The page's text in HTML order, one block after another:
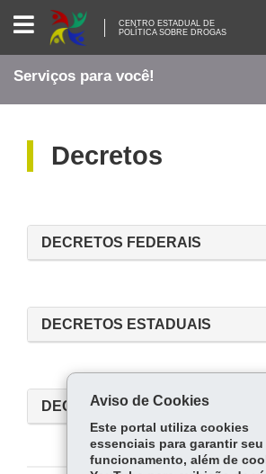
CENTRO
ESTADUAL
DE
<BR
SOBRE
CENTRO ESTADUAL DE
POLÍTICA SOBRE DROGAS
Serviços para você!
Decretos
DECRETOS FEDERAIS
DECRETOS ESTADUAIS
DECRETOS MUNICIPAIS
Aviso de Cookies
Este portal utiliza cookies
essenciais para garantir seu
funcionamento, além de